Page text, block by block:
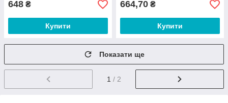
648 ₴
Купити
664,70 ₴
Купити
Показати ще
1 / 2